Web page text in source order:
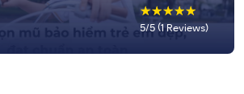
☆
☆
☆
☆
☆
5/5 (1 Reviews)